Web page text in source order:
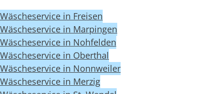
Wäscheservice in Freisen
Wäscheservice in Marpingen
Wäscheservice in Nohfelden
Wäscheservice in Oberthal
Wäscheservice in Nonnweiler
Wäscheservice in Merzig